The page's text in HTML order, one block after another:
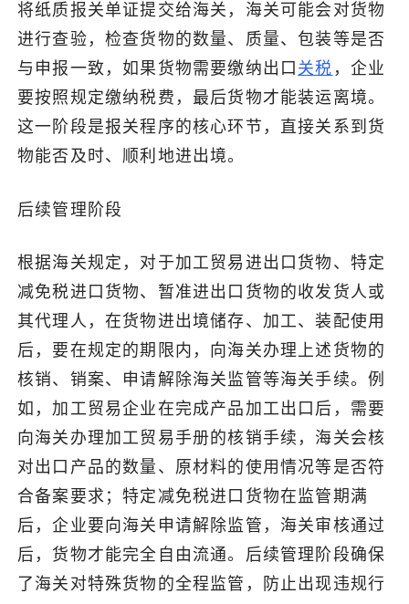
将纸质报关单证提交给海关，海关可能会对货物
进行查验，检查货物的数量、质量、包装等是否
与申报一致，如果货物需要缴纳出口 关税 ，企业
要按照规定缴纳税费，最后货物才能装运离境。
这一阶段是报关程序的核心环节，直接关系到货
物能否及时、顺利地进出境。
后续管理阶段
根据海关规定，对于加工贸易进出口货物、特定
减免税进口货物、暂准进出口货物的收发货人或
其代理人，在货物进出境储存、加工、装配使用
后，要在规定的期限内，向海关办理上述货物的
核销、销案、申请解除海关监管等海关手续。例
如，加工贸易企业在完成产品加工出口后，需要
向海关办理加工贸易手册的核销手续，海关会核
对出口产品的数量、原材料的使用情况等是否符
合备案要求；特定减免税进口货物在监管期满
后，企业要向海关申请解除监管，海关审核通过
后，货物才能完全自由流通。后续管理阶段确保
了海关对特殊货物的全程监管，防止出现违规行